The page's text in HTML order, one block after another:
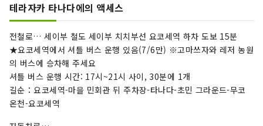
테라자카 타나다에의 액세스
전철로… 세이부 철도 세이부 치치부선 요코세역 하차 도보 15분
★요코세역에서 셔틀 버스 운행 있음(7/6만) ※고마쓰자와 레저 농원
의 버스에 승차해 주세요
셔틀 버스 운행 시간: 17시~21시 사이, 30분에 1개
길순：요코세역-마을 민회관 뒤 주차장-타나다-초민 그라운드-무코
온천-요코세역